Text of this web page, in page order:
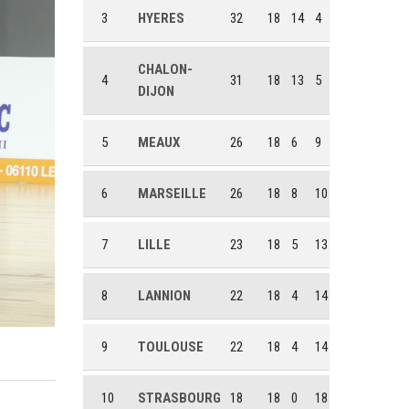
3 HYERES 32 18 14 4
4
CHALON-
DIJON
31 18 13 5
5 MEAUX 26 18 6 9
6 MARSEILLE 26 18 8 10
7 LILLE 23 18 5 13
8 LANNION 22 18 4 14
9 TOULOUSE 22 18 4 14
10 STRASBOURG 18 18 0 18